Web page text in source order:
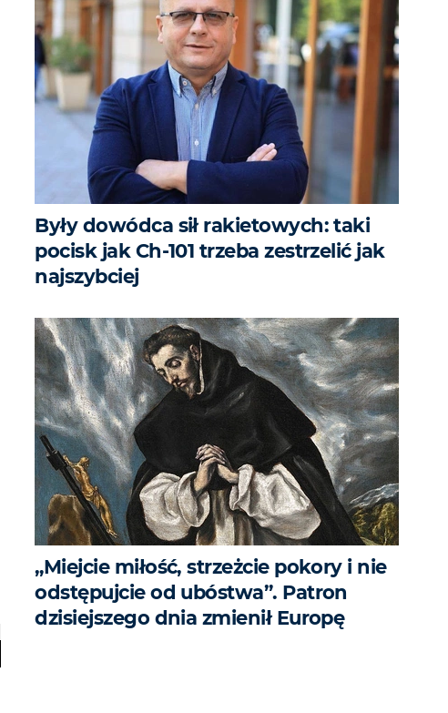
Były dowódca sił rakietowych: taki
pocisk jak Ch-101 trzeba zestrzelić jak
najszybciej
„Miejcie miłość, strzeżcie pokory i nie
odstępujcie od ubóstwa”. Patron
dzisiejszego dnia zmienił Europę